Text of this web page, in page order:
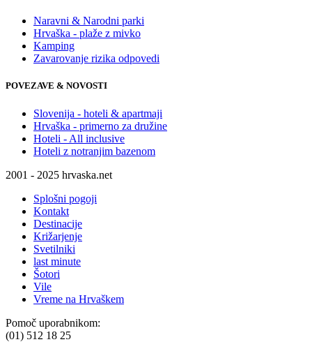
Naravni & Narodni parki
Hrvaška - plaže z mivko
Kamping
Zavarovanje rizika odpovedi
POVEZAVE & NOVOSTI
Slovenija - hoteli & apartmaji
Hrvaška - primerno za družine
Hoteli - All inclusive
Hoteli z notranjim bazenom
2001 - 2025 hrvaska.net
Splošni pogoji
Kontakt
Destinacije
Križarjenje
Svetilniki
last minute
Šotori
Vile
Vreme na Hrvaškem
Pomoč uporabnikom:
(01) 512 18 25